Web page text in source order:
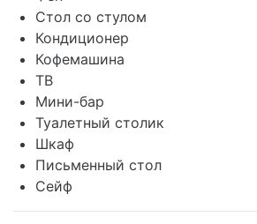
Стол со стулом
Кондиционер
Кофемашина
ТВ
Мини-бар
Туалетный столик
Шкаф
Письменный стол
Сейф